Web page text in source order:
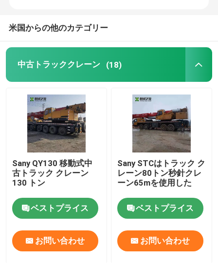
エンジン組成
米国からの他のカテゴリー
中古トラッククレーン (18)
Sany QY130 移動式中
古トラック クレーン
130 トン
ベストプライス
お問い合わせ
Sany STCはトラック ク
レーン80トン秒針クレ
ーン65mを使用した
ベストプライス
お問い合わせ